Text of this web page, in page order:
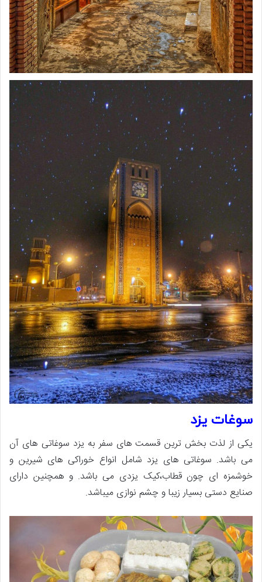
سوغات یزد
یکی از لذت بخش ترین قسمت های سفر به یزد سوغاتی های آن
می باشد. سوغاتی های یزد شامل انواع خوراکی های شیرین و
خوشمزه ای چون قطاب،کیک یزدی می باشد. و همچنین دارای
صنایع دستی بسیار زیبا و چشم نوازی میباشد.